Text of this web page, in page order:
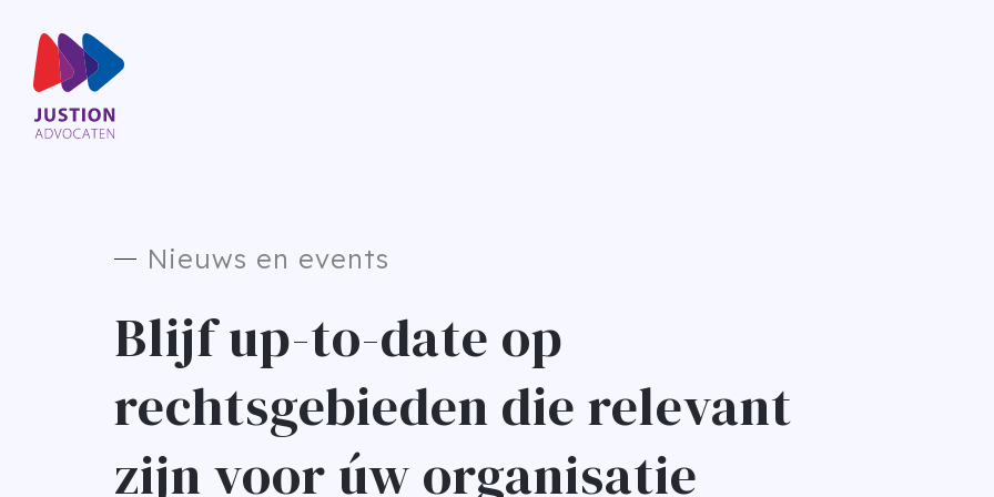
Nieuws en events
Blijf up-to-date op
rechtsgebieden die relevant
zijn voor úw organisatie